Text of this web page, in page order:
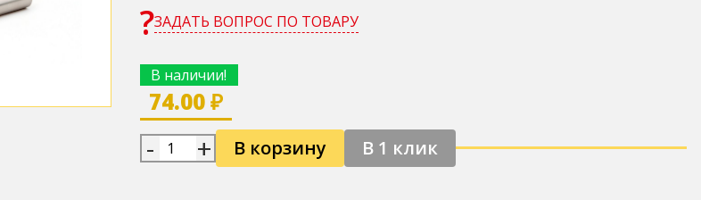
ЗАДАТЬ ВОПРОС ПО ТОВАРУ
В наличии!
74.00 ₽
- + В корзину В 1 клик